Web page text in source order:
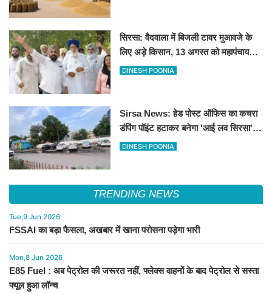
सिरसा: वैदवाला में बिजली टावर मुआवजे के
लिए अड़े किसान, 13 अगस्त को महापंचायत
का ऐलान
DINESH POONIA
Sirsa News: हेड पोस्ट ऑफिस का कचरा
डंपिंग पॉइंट हटाकर बनेगा 'आई लव सिरसा'
सेल्फी पॉइंट
DINESH POONIA
TRENDING NEWS
Tue,9 Jun 2026
FSSAI का बड़ा फैसला, अखबार में खाना परोसना पड़ेगा भारी
Mon,8 Jun 2026
E85 Fuel : अब पेट्रोल की जरूरत नहीं, फ्लेक्स वाहनों के बाद पेट्रोल से सस्ता
फ्यूल हुआ लॉन्च